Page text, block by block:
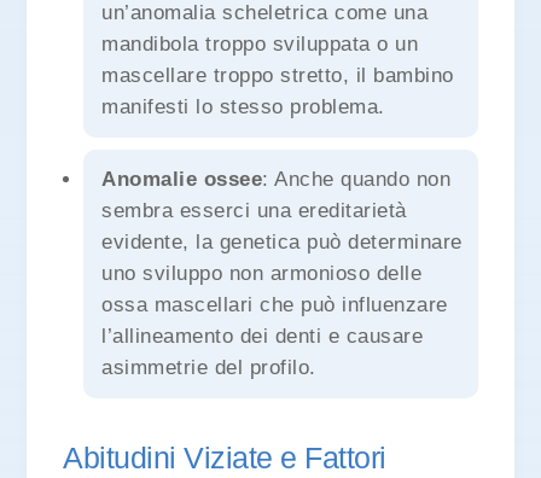
un’anomalia scheletrica come una
mandibola troppo sviluppata o un
mascellare troppo stretto, il bambino
manifesti lo stesso problema.
Anomalie ossee: Anche quando non
sembra esserci una ereditarietà
evidente, la genetica può determinare
uno sviluppo non armonioso delle
ossa mascellari che può influenzare
l’allineamento dei denti e causare
asimmetrie del profilo.
Abitudini Viziate e Fattori